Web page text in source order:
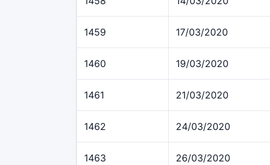
1459 17/03/2020
1460 19/03/2020
1461 21/03/2020
1462 24/03/2020
1463 26/03/2020